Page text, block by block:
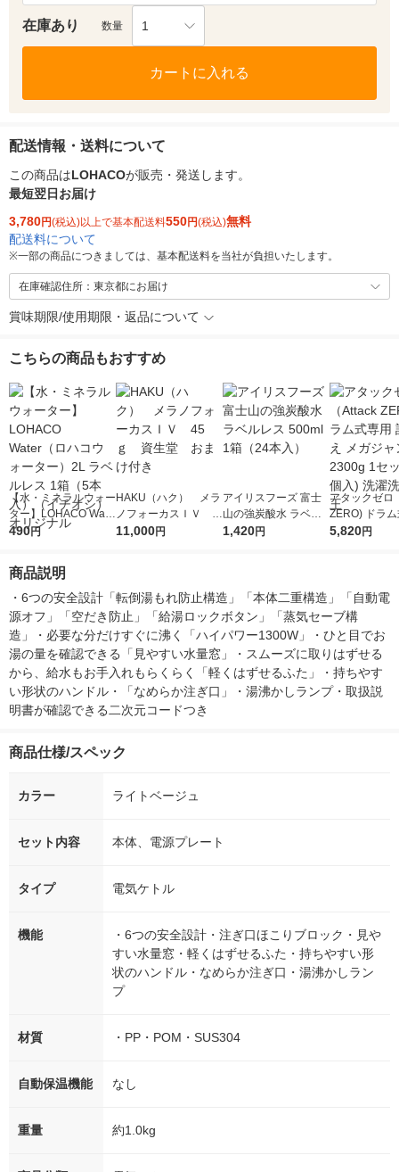
在庫あり 数量 1
カートに入れる
配送情報・送料について
この商品はLOHACOが販売・発送します。
最短翌日お届け
3,780円(税込)以上で基本配送料550円(税込)無料
配送料について
※一部の商品につきましては、基本配送料を当社が負担いたします。
在庫確認住所：東京都にお届け
賞味期限/使用期限・返品について
こちらの商品もおすすめ
【水・ミネラルウォー
ター】LOHACO Wate
r（ロハコウォータ
シ） オリジナル
490円
HAKU（ハク） メラ
ノフォーカスＩＶ 4
5ｇ 資生堂 おまけ
11,000円
アイリスフーズ 富士
山の強炭酸水 ラベル
レス 500ml 1箱（24
1,420円
アタックゼロ
ZERO) ドラ
詰め替え メガ
5,820円
商品説明
・6つの安全設計「転倒湯もれ防止構造」「本体二重構造」「自動電
源オフ」「空だき防止」「給湯ロックボタン」「蒸気セーブ構
造」・必要な分だけすぐに沸く「ハイパワー1300W」・ひと目でお
湯の量を確認できる「見やすい水量窓」・スムーズに取りはずせる
から、給水もお手入れもらくらく「軽くはずせるふた」・持ちやす
い形状のハンドル・「なめらか注ぎ口」・湯沸かしランプ・取扱説
明書が確認できる二次元コードつき
商品仕様/スペック
カラー ライトベージュ
セット内容 本体、電源プレート
タイプ 電気ケトル
機能
・6つの安全設計・注ぎ口ほこりブロック・見や
すい水量窓・軽くはずせるふた・持ちやすい形
状のハンドル・なめらか注ぎ口・湯沸かしラン
プ
材質 ・PP・POM・SUS304
自動保温機能 なし
重量 約1.0kg